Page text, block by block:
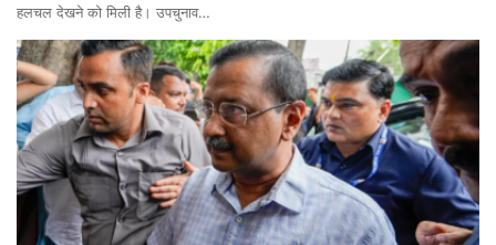
हलचल देखने को मिली है। उपचुनाव…